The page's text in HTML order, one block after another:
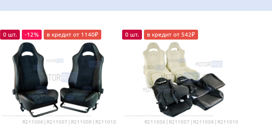
R211006 | R211007 | R211009 | R211010
0 шт. -12% в кредит от 1140₽
R211006 | R211007 | R211009 | R211010
0 шт. в кредит от 542₽